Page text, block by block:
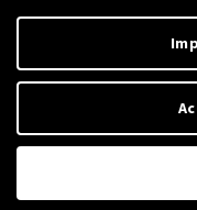
R. Imp.: 01906840200 -
R.A.E.E.: